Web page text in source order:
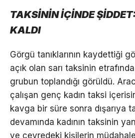
TAKSİNİN İÇİNDE
KALDI
Görgü tanıklarının kaydettiği
açık olan sarı taksinin
grubun toplandığı görüldü.
çalışan genç kadın taksi
kavga bir süre sonra dışarıya
devamında kadının taksinin
ve çevredeki kişilerin